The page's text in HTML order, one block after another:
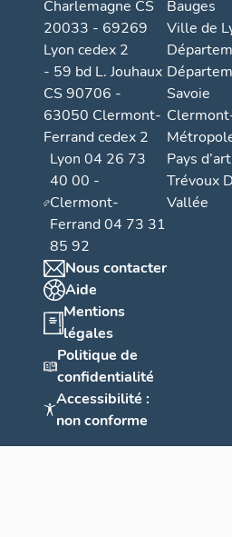
Charlemagne CS
20033 - 69269
Lyon cedex 2
- 59 bd L. Jouhaux
CS 90706 -
63050 Clermont-
Ferrand cedex 2
Lyon 04 26 73
40 00 -
Clermont-
Ferrand 04 73 31
85 92
Nous contacter
Aide
Mentions
légales
Politique de
confidentialité
Accessibilité :
non conforme
Bauges
Ville de
Savoie
Pays
Trévoux
Vallée